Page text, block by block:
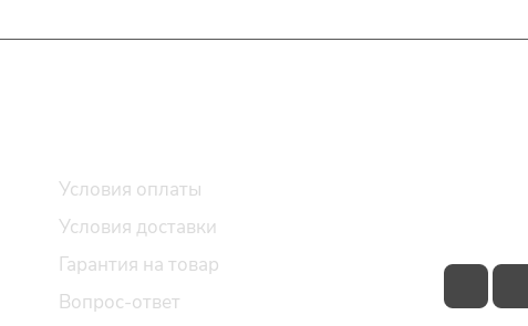
Условия оплаты
Условия доставки
Гарантия на товар
Вопрос-ответ